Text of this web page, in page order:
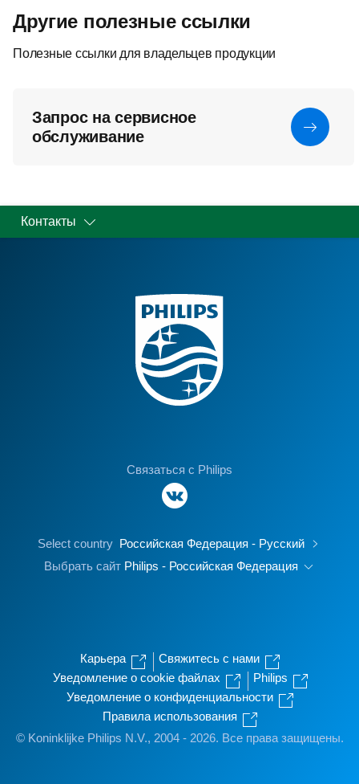
Другие полезные ссылки
Полезные ссылки для владельцев продукции
Запрос на сервисное
обслуживание
Контакты
Связаться с Philips
Select country Российская Федерация - Русский
Выбрать сайт Philips - Российская Федерация
Карьера
Свяжитесь с нами
Уведомление о cookie файлах
Philips
Уведомление о конфиденциальности
Правила использования
© Koninklijke Philips N.V., 2004 - 2026. Все права защищены.